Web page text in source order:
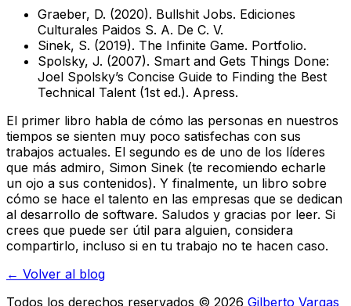
Graeber, D. (2020). Bullshit Jobs. Ediciones
Culturales Paidos S. A. De C. V.
Sinek, S. (2019). The Infinite Game. Portfolio.
Spolsky, J. (2007). Smart and Gets Things Done:
Joel Spolsky’s Concise Guide to Finding the Best
Technical Talent (1st ed.). Apress.
El primer libro habla de cómo las personas en nuestros
tiempos se sienten muy poco satisfechas con sus
trabajos actuales. El segundo es de uno de los líderes
que más admiro, Simon Sinek (te recomiendo echarle
un ojo a sus contenidos). Y finalmente, un libro sobre
cómo se hace el talento en las empresas que se dedican
al desarrollo de software. Saludos y gracias por leer. Si
crees que puede ser útil para alguien, considera
compartirlo, incluso si en tu trabajo no te hacen caso.
← Volver al blog
Todos los derechos reservados © 2026 Gilberto Vargas